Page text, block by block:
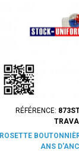
RÉFÉRENCE:
ROSETTE
ANS